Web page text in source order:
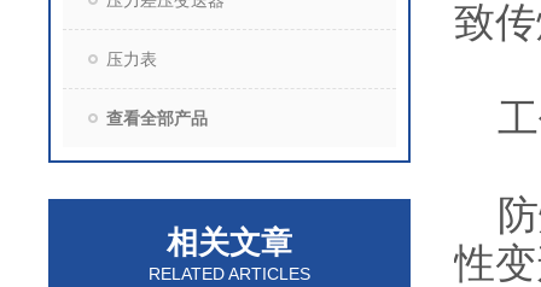
压力表
查看全部产品
相关文章
RELATED ARTICLES
致
工
防
性